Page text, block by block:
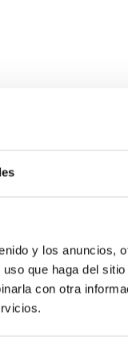
y los anuncios,
que haga del
con otra